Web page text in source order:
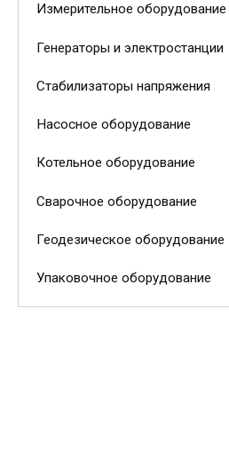
Измерительное оборудование
Генераторы и электростанции
Стабилизаторы напряжения
Насосное оборудование
Котельное оборудование
Сварочное оборудование
Геодезическое оборудование
Упаковочное оборудование